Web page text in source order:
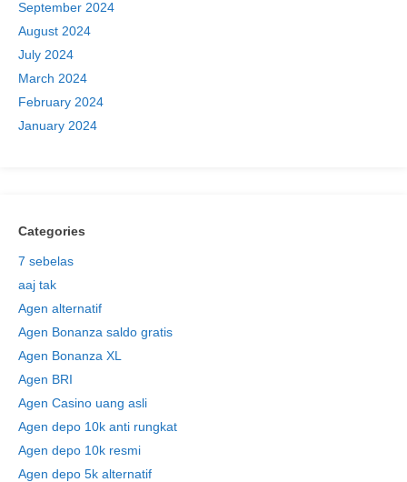
September 2024
August 2024
July 2024
March 2024
February 2024
January 2024
Categories
7 sebelas
aaj tak
Agen alternatif
Agen Bonanza saldo gratis
Agen Bonanza XL
Agen BRI
Agen Casino uang asli
Agen depo 10k anti rungkat
Agen depo 10k resmi
Agen depo 5k alternatif